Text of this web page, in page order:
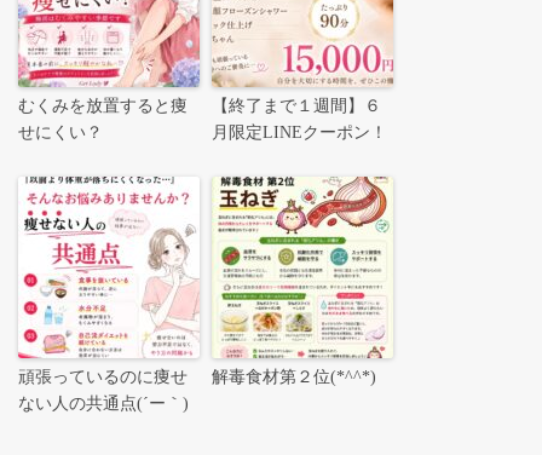
むくみを放置すると痩
せにくい？
【終了まで１週間】６
月限定LINEクーポン！
頑張っているのに痩せ
ない人の共通点(´ー｀)
解毒食材第２位(*^^*)